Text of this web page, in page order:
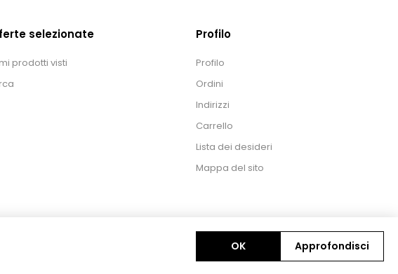
selezionate
prodotti visti
Profilo
Profilo
Ordini
Indirizzi
Carrello
Lista dei desideri
Mappa del sito
Copyright © 2026 Levrotto & Bella - Libreria Editrice Universitaria. Tutti i diritti riservati
OK Approfondisci